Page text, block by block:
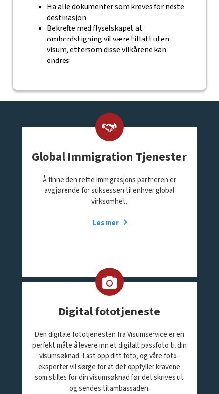
Ha alle dokumenter som kreves for neste
destinasjon
Bekrefte med flyselskapet at
ombordstigning vil være tillatt uten
visum, ettersom disse vilkårene kan
endres
Global Immigration Tjenester
Å finne den rette immigrasjons partneren er
avgjørende for suksessen til enhver global
virksomhet.
Les mer
Digital fototjeneste
Den digitale fototjenesten fra Visumservice er en
perfekt måte å levere inn et digitalt passfoto til din
visumsøknad. Last opp ditt foto, og våre foto-
eksperter vil sørge for at det oppfyller kravene
som stilles for din visumsøknad før det skrives ut
og sendes til ambassaden.